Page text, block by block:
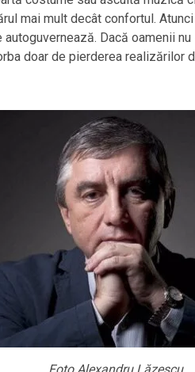
mai mult decât confortul.
Dacă oamenii
doar de pierderea realizărilor